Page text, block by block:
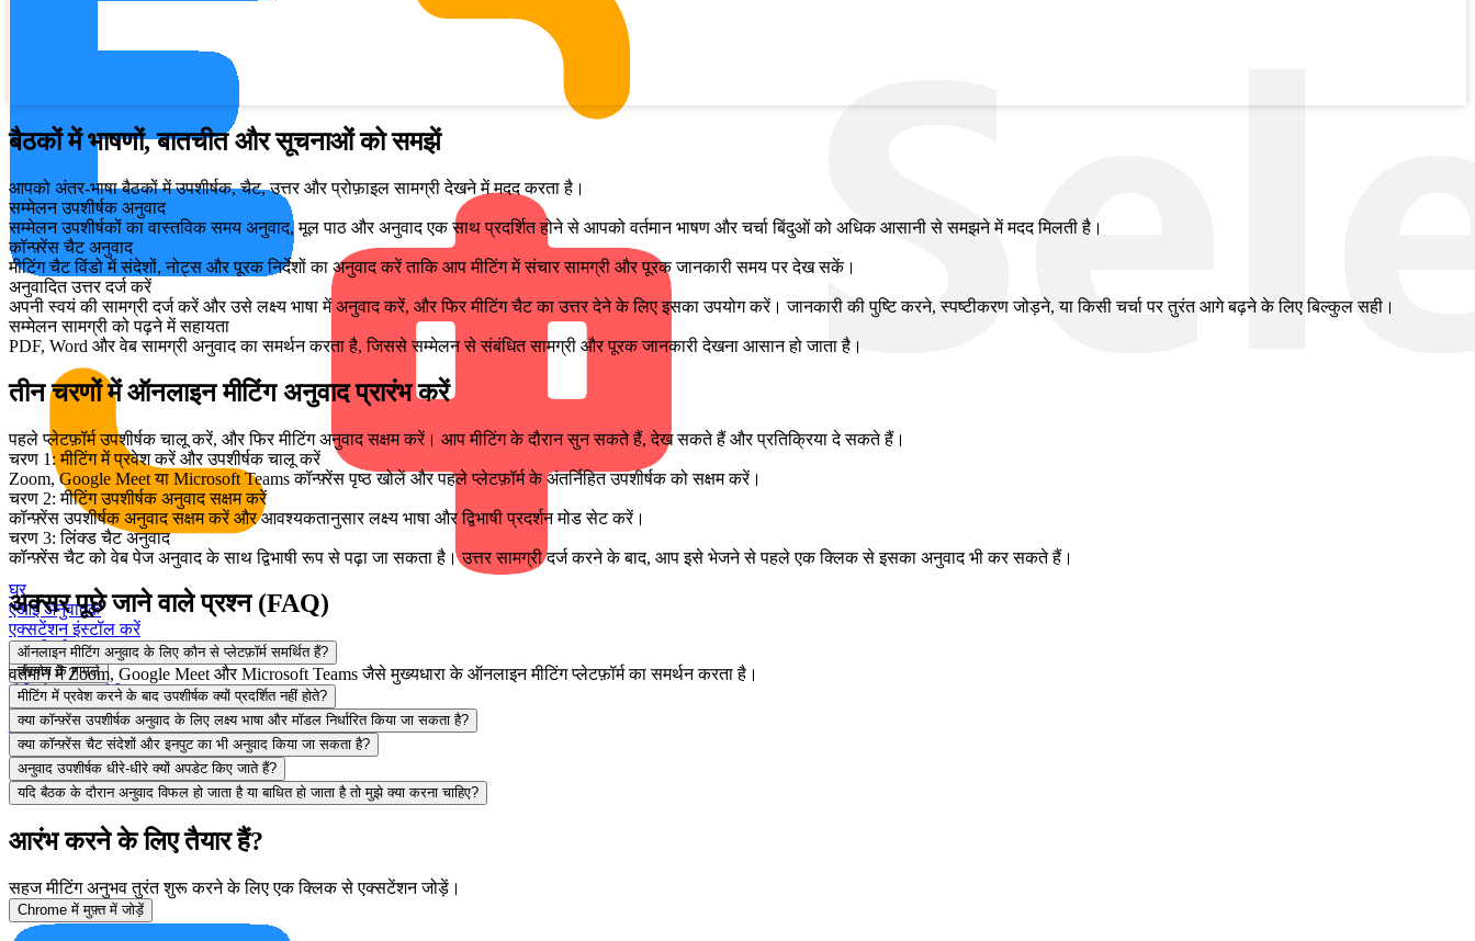
घर
एआई अनुवादक
एक्सटेंशन इंस्टॉल करें
मूल्य निर्धारण
उपयोग के मामले
वीडियो अनुवादमीटिंग अनुवादSteam अनुवाद
मदद
ट्यूटोरियलप्रतिक्रिया
बैठकों में भाषणों, बातचीत और सूचनाओं को समझें
आपको अंतर-भाषा बैठकों में उपशीर्षक, चैट, उत्तर और प्रोफ़ाइल सामग्री देखने में मदद करता है।
सम्मेलन उपशीर्षक अनुवाद
सम्मेलन उपशीर्षकों का वास्तविक समय अनुवाद, मूल पाठ और अनुवाद एक साथ प्रदर्शित होने से आपको वर्तमान भाषण और चर्चा बिंदुओं को अधिक आसानी से समझने में मदद मिलती है।
कॉन्फ़्रेंस चैट अनुवाद
मीटिंग चैट विंडो में संदेशों, नोट्स और पूरक निर्देशों का अनुवाद करें ताकि आप मीटिंग में संचार सामग्री और पूरक जानकारी समय पर देख सकें।
अनुवादित उत्तर दर्ज करें
अपनी स्वयं की सामग्री दर्ज करें और उसे लक्ष्य भाषा में अनुवाद करें, और फिर मीटिंग चैट का उत्तर देने के लिए इसका उपयोग करें। जानकारी की पुष्टि करने, स्पष्टीकरण जोड़ने, या किसी चर्चा पर तुरंत आगे बढ़ने के लिए बिल्कुल सही।
सम्मेलन सामग्री को पढ़ने में सहायता
PDF, Word और वेब सामग्री अनुवाद का समर्थन करता है, जिससे सम्मेलन से संबंधित सामग्री और पूरक जानकारी देखना आसान हो जाता है।
तीन चरणों में ऑनलाइन मीटिंग अनुवाद प्रारंभ करें
पहले प्लेटफ़ॉर्म उपशीर्षक चालू करें, और फिर मीटिंग अनुवाद सक्षम करें। आप मीटिंग के दौरान सुन सकते हैं, देख सकते हैं और प्रतिक्रिया दे सकते हैं।
चरण 1: मीटिंग में प्रवेश करें और उपशीर्षक चालू करें
Zoom, Google Meet या Microsoft Teams कॉन्फ़्रेंस पृष्ठ खोलें और पहले प्लेटफ़ॉर्म के अंतर्निहित उपशीर्षक को सक्षम करें।
चरण 2: मीटिंग उपशीर्षक अनुवाद सक्षम करें
कॉन्फ़्रेंस उपशीर्षक अनुवाद सक्षम करें और आवश्यकतानुसार लक्ष्य भाषा और द्विभाषी प्रदर्शन मोड सेट करें।
चरण 3: लिंक्ड चैट अनुवाद
कॉन्फ़्रेंस चैट को वेब पेज अनुवाद के साथ द्विभाषी रूप से पढ़ा जा सकता है। उत्तर सामग्री दर्ज करने के बाद, आप इसे भेजने से पहले एक क्लिक से इसका अनुवाद भी कर सकते हैं।
अक्सर पूछे जाने वाले प्रश्न (FAQ)
ऑनलाइन मीटिंग अनुवाद के लिए कौन से प्लेटफ़ॉर्म समर्थित हैं?
वर्तमान में Zoom, Google Meet और Microsoft Teams जैसे मुख्यधारा के ऑनलाइन मीटिंग प्लेटफ़ॉर्म का समर्थन करता है।
मीटिंग में प्रवेश करने के बाद उपशीर्षक क्यों प्रदर्शित नहीं होते?
क्या कॉन्फ़्रेंस उपशीर्षक अनुवाद के लिए लक्ष्य भाषा और मॉडल निर्धारित किया जा सकता है?
क्या कॉन्फ़्रेंस चैट संदेशों और इनपुट का भी अनुवाद किया जा सकता है?
अनुवाद उपशीर्षक धीरे-धीरे क्यों अपडेट किए जाते हैं?
यदि बैठक के दौरान अनुवाद विफल हो जाता है या बाधित हो जाता है तो मुझे क्या करना चाहिए?
आरंभ करने के लिए तैयार हैं?
सहज मीटिंग अनुभव तुरंत शुरू करने के लिए एक क्लिक से एक्सटेंशन जोड़ें।
Chrome में मुफ़्त में जोड़ें